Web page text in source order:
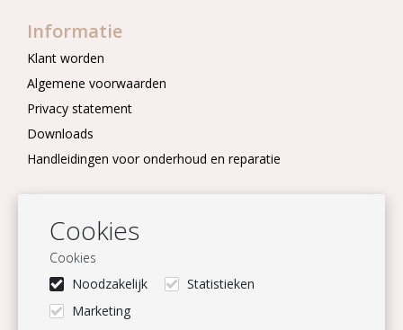
Cookies
Cookies
Noodzakelijk
Statistieken
Marketing
Informatie
Klant worden
Algemene voorwaarden
Privacy statement
Downloads
Handleidingen voor onderhoud en reparatie
Blijf op de hoogte
Volg ons